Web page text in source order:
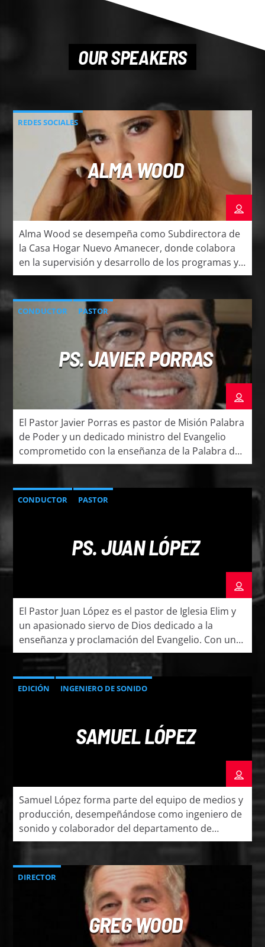
OUR SPEAKERS
REDES SOCIALES
ALMA WOOD
Alma Wood se desempeña como Subdirectora de
la Casa Hogar Nuevo Amanecer, donde colabora
en la supervisión y desarrollo de los programas y
actividades destinados a brindar amor, cuidado y
esperanza a niños en situación de vulnerabilidad.
Su compromiso con el servicio cristiano y su
dedicación al bienestar de los niños han sido
fundamentales para […]
CONDUCTOR PASTOR
PS. JAVIER PORRAS
El Pastor Javier Porras es pastor de Misión Palabra
de Poder y un dedicado ministro del Evangelio
comprometido con la enseñanza de la Palabra de
Dios y el fortalecimiento de la Iglesia. Su pasión
permitido impactar vidas y ayudar a creyentes a
CONDUCTOR PASTOR
PS. JUAN LÓPEZ
El Pastor Juan López es el pastor de Iglesia Elim y
un apasionado siervo de Dios dedicado a la
enseñanza y proclamación del Evangelio. Con un
profundo amor por las personas y un firme
compromiso con la Palabra de Dios, ha impactado
numerosas vidas a través de su ministerio
EDICIÓN INGENIERO DE SONIDO
SAMUEL LÓPEZ
Samuel López forma parte del equipo de medios y
producción, desempeñándose como ingeniero de
sonido y colaborador del departamento de
edición. Con dedicación y excelencia, trabaja
calidad en audio y producción, contribuyendo al
desarrollo de programas de radio, televisión y
contenido multimedia. Su compromiso con la
DIRECTOR
GREG WOOD